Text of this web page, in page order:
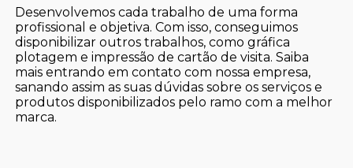
Desenvolvemos cada trabalho de uma forma
profissional e objetiva. Com isso, conseguimos
disponibilizar outros trabalhos, como gráfica
plotagem e impressão de cartão de visita. Saiba
mais entrando em contato com nossa empresa,
sanando assim as suas dúvidas sobre os serviços e
produtos disponibilizados pelo ramo com a melhor
marca.